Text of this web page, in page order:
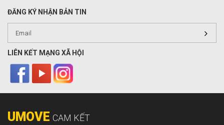
ĐĂNG KÝ NHẬN BẢN TIN
LIÊN KẾT MẠNG XÃ HỘI
UMOVE CAM KẾT